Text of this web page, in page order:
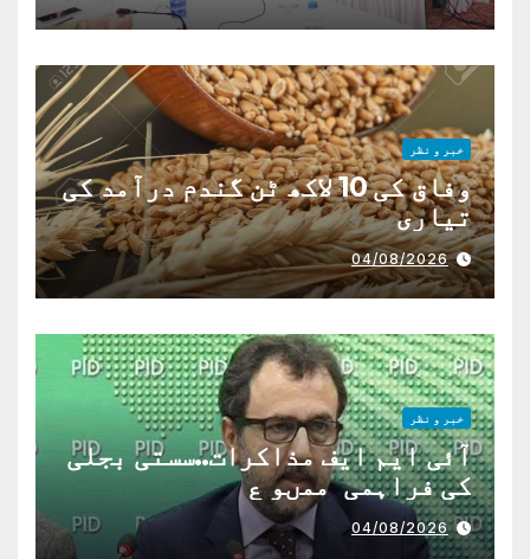
خبر و نظر
وفاق کی 10 لاکھ ٹن گندم درآمد کی
تیاری
04/08/2026
خبر و نظر
آئی ایم ایف مذاکرات..سستی بجلی
کی فراہمی ممںو ع
04/08/2026